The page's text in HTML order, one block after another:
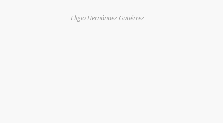
Eligio Hernández Gutiérrez